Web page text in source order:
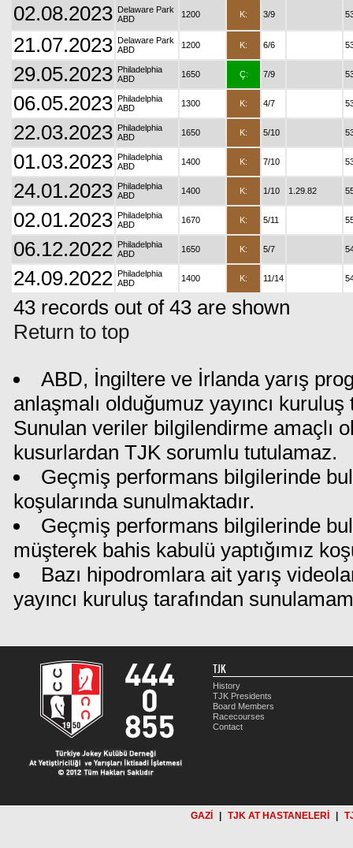
02.08.2023 Delaware Park
ABD
1200 K: 3/9
21.07.2023 Delaware Park
ABD
1200 K: 6/6
29.05.2023 Philadelphia
ABD
1650 Ç: 7/9
06.05.2023 Philadelphia
ABD
1300 K: 4/7
22.03.2023 Philadelphia
ABD
1650 K: 5/10
01.03.2023 Philadelphia
ABD
1400 K: 7/10
24.01.2023 Philadelphia
ABD
1400 K: 1/10 1.29.82
02.01.2023 Philadelphia
ABD
1670 K: 5/11
06.12.2022 Philadelphia
ABD
1650 K: 5/7
24.09.2022 Philadelphia
ABD
1400 K: 11/14
43 records out of 43 are shown
Return to top
ABD, İngiltere ve İrlanda yarış
anlaşmalı olduğumuz yayıncı
Sunulan veriler bilgilendirme amaçlı
kusurlardan TJK sorumlu tutulamaz.
Geçmiş performans bilgilerinde
koşularında sunulmaktadır.
Geçmiş performans bilgilerinde
müşterek bahis kabulü yaptığımız
Bazı hipodromlara ait yarış
yayıncı kuruluş tarafından
TJK
History
TJK Presidents
Board Members
Racecourses
Contact
GAZİ TJK AT HASTANELERİ